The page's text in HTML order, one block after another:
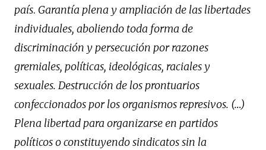
país. Garantía plena y ampliación de las libertades
individuales, aboliendo toda forma de
discriminación y persecución por razones
gremiales, políticas, ideológicas, raciales y
sexuales. Destrucción de los prontuarios
confeccionados por los organismos represivos. (…)
Plena libertad para organizarse en partidos
políticos o constituyendo sindicatos sin la